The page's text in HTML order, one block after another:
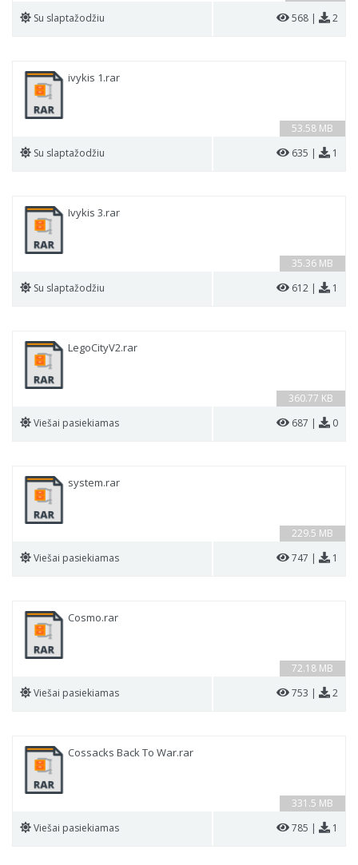
Su slaptažodžiu 568 | 2
53.58 MB
ivykis 1.rar
Su slaptažodžiu 635 | 1
35.36 MB
Ivykis 3.rar
Su slaptažodžiu 612 | 1
360.77 KB
LegoCityV2.rar
Viešai pasiekiamas 687 | 0
229.5 MB
system.rar
Viešai pasiekiamas 747 | 1
72.18 MB
Cosmo.rar
Viešai pasiekiamas 753 | 2
331.5 MB
Cossacks Back To War.rar
Viešai pasiekiamas 785 | 1